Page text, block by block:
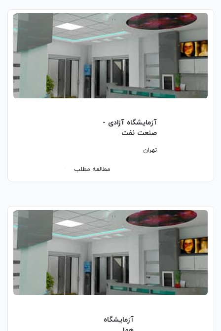
آزمایشگاه آزادی -
صنعت نفت
تهران
مطالعه مطلب
آزمایشگاه